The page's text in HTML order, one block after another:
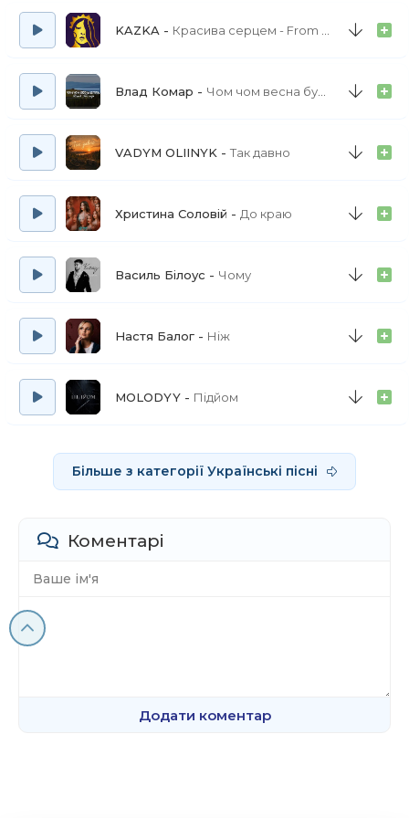
Та ми сильніші, бо в серці із вірою
Та ми усі об'єднані силою
Душу не знище шабля з рапірою
Коли ми всі об'єднані вірою
Та ми усі об'єднані силою
Душу не знище шабля з рапірою
KAZKA Красива серцем - From 'Моя улюблена Страшко'
Влад Комар Чом чом весна буяла
VADYM OLIINYK Так давно
Христина Соловій До краю
Василь Білоус Чому
Настя Балог Ніж
MOLODYY Підйом
Більше з категорії Українські пісні
Коментарі
Додати коментар